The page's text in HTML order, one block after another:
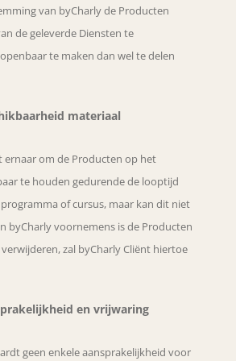
van byCharly de Producten
de geleverde Diensten te
te maken dan wel te delen
materiaal
ernaar om de Producten op het
te houden gedurende de looptijd
of cursus, maar kan dit niet
byCharly voornemens is de Producten
zal byCharly Cliënt hiertoe
en vrijwaring
geen enkele aansprakelijkheid voor